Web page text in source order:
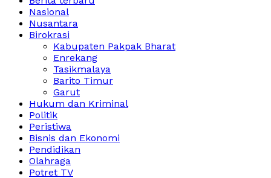
Nasional
Nusantara
Birokrasi
Kabupaten Pakpak Bharat
Enrekang
Tasikmalaya
Barito Timur
Garut
Hukum dan Kriminal
Politik
Peristiwa
Bisnis dan Ekonomi
Pendidikan
Olahraga
Potret TV